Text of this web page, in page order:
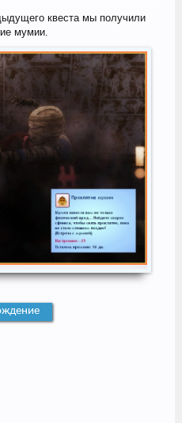
квеста мы получили
мумии.